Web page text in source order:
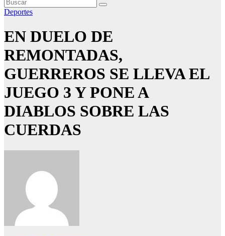
Deportes
EN DUELO DE
REMONTADAS,
GUERREROS SE LLEVA EL
JUEGO 3 Y PONE A
DIABLOS SOBRE LAS
CUERDAS